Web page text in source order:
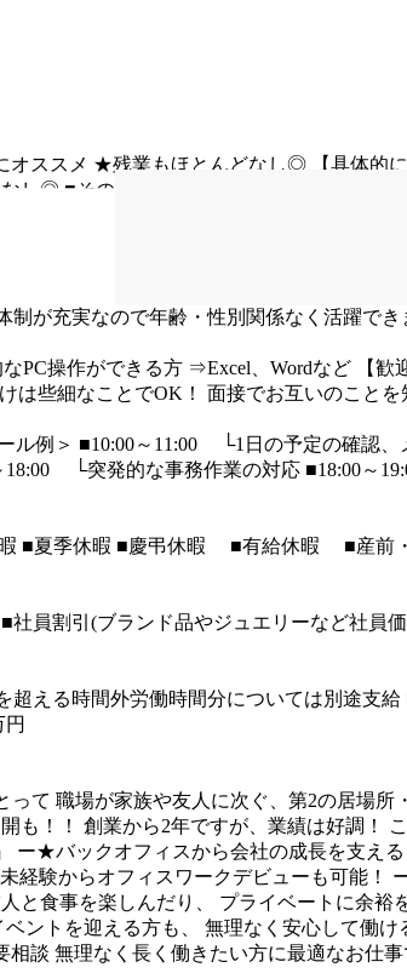
オススメ ★残業もほとんどなし◎ 【具体的
なし◎ ■その他簡単な事務作業
制が充実なので年齢・性別関係なく活躍でき
PC操作ができる方 ⇒Excel、Wordなど 【歓
は些細なことでOK！
面接でお互いのことを
ル例＞ ■10:00～11:00 └1日の予定の確認、
18:00 └突発的な事務作業の対応 ■18:00～
■夏季休暇 ■慶弔休暇 ■有給休暇 ■産前
■社員割引(ブランド品やジュエリーなど社員
超える時間外労働時間分については別途支給
って 職場が家族や友人に次ぐ、第2の居場所
も！！ 創業から2年ですが、業績は好調！
ー★バックオフィスから会社の成長を支える
未経験からオフィスワークデビューも可能！
と食事を楽しんだり、 プライベートに余裕
ントを迎える方も、 無理なく安心して働け
相談 無理なく長く働きたい方に最適なお仕事